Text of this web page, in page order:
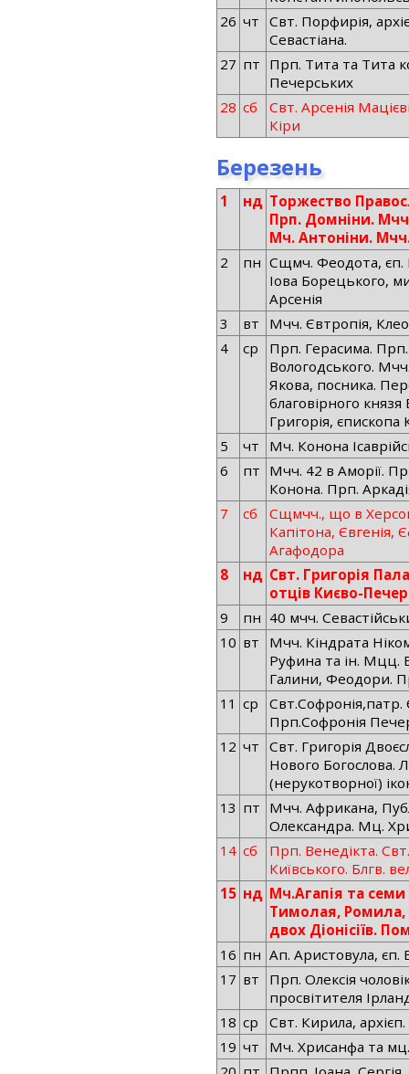
26 чт
Свт. Порфирія,
Севастіана.
27 пт Прп. Тита та Тита
Печерських
28 сб
Свт. Арсенія
Кіри
Березень
1 нд Торжество
Прп. Домніни.
Мч. Антоніни.
2
пн Сщмч. Феодота, єп.
Іова Борецького,
Арсенія
3
вт
Мчч. Євтропія,
4
ср
Прп. Герасима.
Вологодського.
Якова, посника.
благовірного князя
Григорія, єпископа
5
чт
Мч. Конона
6
пт Мчч. 42 в Аморії.
Конона. Прп.
7
сб
Сщмчч., що в
Капітона, Євгенія,
Агафодора
8
нд Свт. Григорія
отців Києво-
9
пн 40 мчч.
10 вт
Мчч. Кіндрата
Руфина та ін. Мцц.
Галини, Феодори.
11 ср
Свт.Софронія,патр.
Прп.Софронія
12 чт
Свт. Григорія
Нового Богослова.
(нерукотворної)
13 пт Мчч. Африкана,
Олександра. Мц.
14 сб
Прп. Венедікта.
Київського. Блгв.
15 нд Мч.Агапія та
Тимолая, Ромила,
двох Діонісіїв.
16 пн Ап. Аристовула, єп.
17 вт
Прп. Олексія
просвітителя
18 ср
Свт. Кирила,
19 чт
Мч. Хрисанфа та мц.